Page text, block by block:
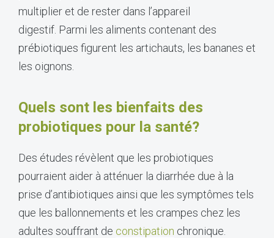
multiplier et de rester dans l’appareil
digestif. Parmi les aliments contenant des
prébiotiques figurent les artichauts, les bananes et
les oignons.
Quels sont les bienfaits des
probiotiques pour la santé?
Des études révèlent que les probiotiques
pourraient aider à atténuer la diarrhée due à la
prise d’antibiotiques ainsi que les symptômes tels
que les ballonnements et les crampes chez les
adultes souffrant de constipation chronique.